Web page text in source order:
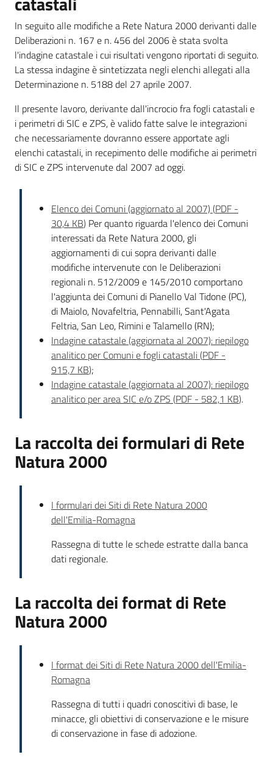
In seguito alle modifiche a Rete Natura 2000 derivanti dalle
Deliberazioni n. 167 e n. 456 del 2006 è stata svolta
l'indagine catastale i cui risultati vengono riportati di seguito.
La stessa indagine è sintetizzata negli elenchi allegati alla
Determinazione n. 5188 del 27 aprile 2007.
Il presente lavoro, derivante dall'incrocio fra fogli catastali e
i perimetri di SIC e ZPS, è valido fatte salve le integrazioni
che necessariamente dovranno essere apportate agli
elenchi catastali, in recepimento delle modifiche ai perimetri
di SIC e ZPS intervenute dal 2007 ad oggi.
Elenco dei Comuni (aggiornato al 2007)(PDF -
30,4 KB) Per quanto riguarda l'elenco dei Comuni
interessati da Rete Natura 2000, gli
aggiornamenti di cui sopra derivanti dalle
modifiche intervenute con le Deliberazioni
regionali n. 512/2009 e 145/2010 comportano
l'aggiunta dei Comuni di Pianello Val Tidone (PC),
di Maiolo, Novafeltria, Pennabilli, Sant'Agata
Feltria, San Leo, Rimini e Talamello (RN);
Indagine catastale (aggiornata al 2007): riepilogo
analitico per Comuni e fogli catastali(PDF -
915,7 KB);
Indagine catastale (aggiornata al 2007): riepilogo
analitico per area SIC e/o ZPS (PDF - 582,1 KB).
La raccolta dei formulari di Rete
Natura 2000
I formulari dei Siti di Rete Natura 2000
dell'Emilia-Romagna
Rassegna di tutte le schede estratte dalla banca
dati regionale.
La raccolta dei format di Rete
Natura 2000
I format dei Siti di Rete Natura 2000 dell'Emilia-
Romagna
Rassegna di tutti i quadri conoscitivi di base, le
minacce, gli obiettivi di conservazione e le misure
di conservazione in fase di adozione.